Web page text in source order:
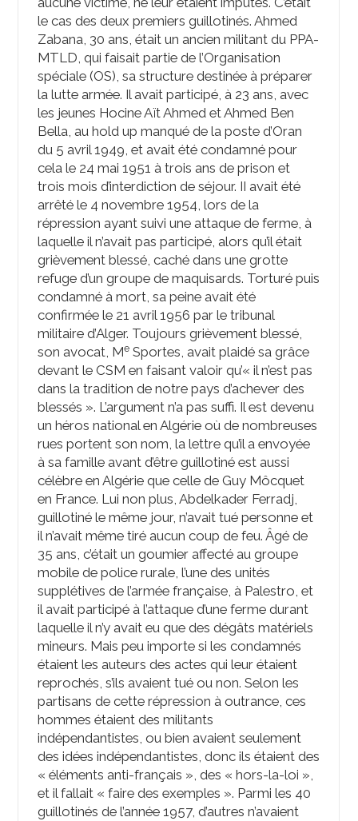
le cas des deux premiers guillotinés. Ahmed
Zabana, 30 ans, était un ancien militant du PPA-
MTLD, qui faisait partie de l’Organisation
spéciale (OS), sa structure destinée à préparer
la lutte armée. Il avait participé, à 23 ans, avec
les jeunes Hocine Aït Ahmed et Ahmed Ben
Bella, au hold up manqué de la poste d’Oran
du 5 avril 1949, et avait été condamné pour
cela le 24 mai 1951 à trois ans de prison et
trois mois d’interdiction de séjour. II avait été
arrêté le 4 novembre 1954, lors de la
répression ayant suivi une attaque de ferme, à
laquelle il n’avait pas participé, alors qu’il était
grièvement blessé, caché dans une grotte
refuge d’un groupe de maquisards. Torturé puis
condamné à mort, sa peine avait été
confirmée le 21 avril 1956 par le tribunal
militaire d’Alger. Toujours grièvement blessé,
son avocat, MeSportes, avait plaidé sa grâce
devant le CSM en faisant valoir qu’« il n’est pas
dans la tradition de notre pays d’achever des
blessés ». L’argument n’a pas suffi. Il est devenu
un héros national en Algérie où de nombreuses
rues portent son nom, la lettre qu’il a envoyée
à sa famille avant d’être guillotiné est aussi
célèbre en Algérie que celle de Guy Môcquet
en France. Lui non plus, Abdelkader Ferradj,
guillotiné le même jour, n’avait tué personne et
il n’avait même tiré aucun coup de feu. Âgé de
35 ans, c’était un goumier affecté au groupe
mobile de police rurale, l’une des unités
supplétives de l’armée française, à Palestro, et
il avait participé à l’attaque d’une ferme durant
laquelle il n’y avait eu que des dégâts matériels
mineurs. Mais peu importe si les condamnés
étaient les auteurs des actes qui leur étaient
reprochés, s’ils avaient tué ou non. Selon les
partisans de cette répression à outrance, ces
hommes étaient des militants
indépendantistes, ou bien avaient seulement
des idées indépendantistes, donc ils étaient des
« éléments anti-français », des « hors-la-loi »,
et il fallait « faire des exemples ». Parmi les 40
guillotinés de l’année 1957, d’autres n’avaient